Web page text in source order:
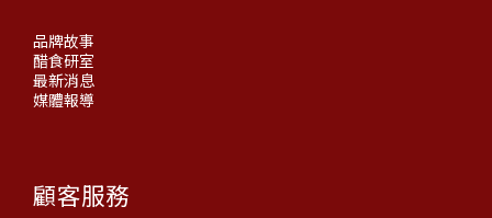
品牌故事
醋食研室
最新消息
媒體報導
顧客服務